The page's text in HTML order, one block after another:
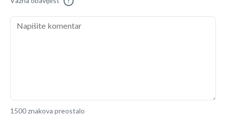
1500 znakova preostalo